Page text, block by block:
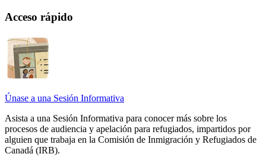
Acceso rápido
Únase a una Sesión Informativa
Asista a una Sesión Informativa para conocer más sobre los
procesos de audiencia y apelación para refugiados, impartidos por
alguien que trabaja en la Comisión de Inmigración y Refugiados de
Canadá (IRB).